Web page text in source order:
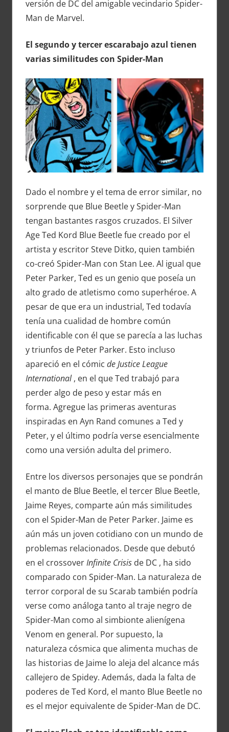
versión de DC del amigable vecindario Spider-
Man de Marvel.
El segundo y tercer escarabajo azul tienen
varias similitudes con Spider-Man
Dado el nombre y el tema de error similar, no
sorprende que Blue Beetle y Spider-Man
tengan bastantes rasgos cruzados. El Silver
Age Ted Kord Blue Beetle fue creado por el
artista y escritor Steve Ditko, quien también
co-creó Spider-Man con Stan Lee. Al igual que
Peter Parker, Ted es un genio que poseía un
alto grado de atletismo como superhéroe. A
pesar de que era un industrial, Ted todavía
tenía una cualidad de hombre común
identificable con él que se parecía a las luchas
y triunfos de Peter Parker. Esto incluso
apareció en el cómic de Justice League
International, en el que Ted trabajó para
perder algo de peso y estar más en
forma. Agregue las primeras aventuras
inspiradas en Ayn Rand comunes a Ted y
Peter, y el último podría verse esencialmente
como una versión adulta del primero.
Entre los diversos personajes que se pondrán
el manto de Blue Beetle, el tercer Blue Beetle,
Jaime Reyes, comparte aún más similitudes
con el Spider-Man de Peter Parker. Jaime es
aún más un joven cotidiano con un mundo de
problemas relacionados. Desde que debutó
en el crossoverInfinite Crisisde DC , ha sido
comparado con Spider-Man. La naturaleza de
terror corporal de su Scarab también podría
verse como análoga tanto al traje negro de
Spider-Man como al simbionte alienígena
Venom en general. Por supuesto, la
naturaleza cósmica que alimenta muchas de
las historias de Jaime lo aleja del alcance más
callejero de Spidey. Además, dada la falta de
poderes de Ted Kord, el manto Blue Beetle no
es el mejor equivalente de Spider-Man de DC.